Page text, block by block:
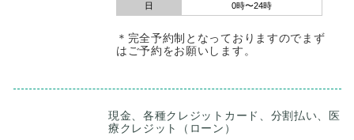
日 0時〜24時
＊完全予約制となっておりますのでまず
はご予約をお願いします。
現金、各種クレジットカード、分割払い、医
療クレジット（ローン）